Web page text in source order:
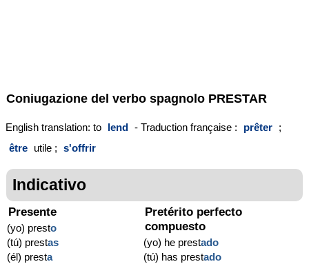
Coniugazione del verbo spagnolo PRESTAR
English translation: to lend - Traduction française : prêter ;
être utile ; s'offrir
Indicativo
Presente
(yo) presto
(tú) prestas
(él) presta
Pretérito perfecto
compuesto
(yo) he prestado
(tú) has prestado